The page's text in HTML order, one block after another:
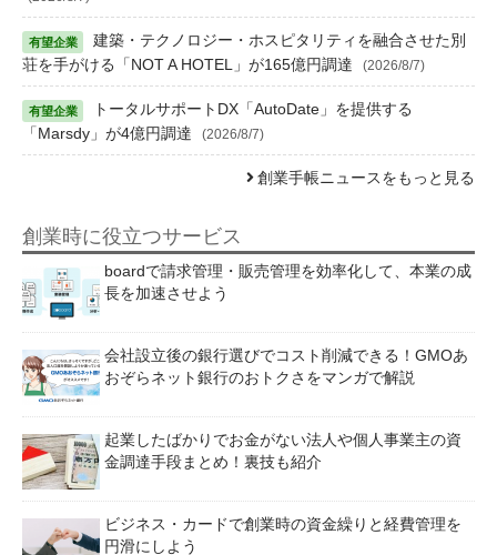
建築・テクノロジー・ホスピタリティを融合させた別
荘を手がける「NOT A HOTEL」が165億円調達
(2026/8/7)
トータルサポートDX「AutoDate」を提供する
「Marsdy」が4億円調達
(2026/8/7)
創業手帳ニュースをもっと見る
創業時に役立つサービス
boardで請求管理・販売管理を効率化して、本業の成
長を加速させよう
会社設立後の銀行選びでコスト削減できる！GMOあ
おぞらネット銀行のおトクさをマンガで解説
起業したばかりでお金がない法人や個人事業主の資
金調達手段まとめ！裏技も紹介
ビジネス・カードで創業時の資金繰りと経費管理を
円滑にしよう